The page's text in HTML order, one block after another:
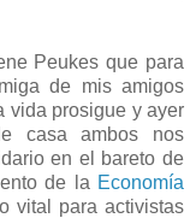
Peukes que para
de mis amigos
vida prosigue y ayer
casa ambos nos
en el bareto de
de la Economía
vital para activistas